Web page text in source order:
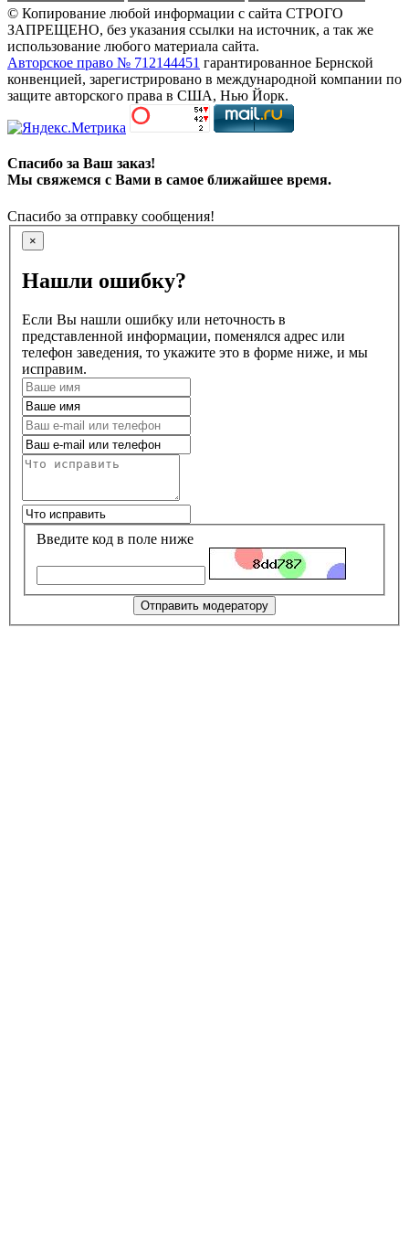
© Копирование любой информации с сайта СТРОГО
ЗАПРЕЩЕНО, без указания ссылки на источник, а так же
использование любого материала сайта.
Авторское право № 712144451 гарантированное Бернской
конвенцией, зарегистрировано в международной компании по
защите авторского права в США, Нью Йорк.
Спасибо за Ваш заказ!
Мы свяжемся с Вами в самое ближайшее время.
Спасибо за отправку сообщения!
×
Нашли ошибку?
Если Вы нашли ошибку или неточность в
представленной информации, поменялся адрес или
телефон заведения, то укажите это в форме ниже, и мы
исправим.
Введите код в поле ниже
Отправить модератору